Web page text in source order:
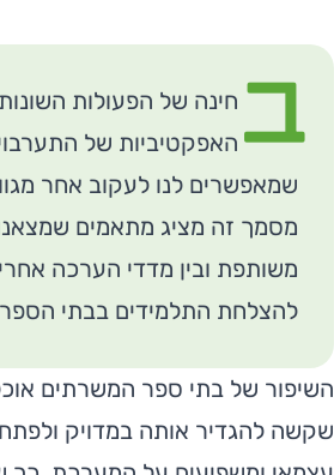
ב חינה של הפעולות
האפקטיביות של
שמאפשרים לנו לעקוב אחר
מסמך זה מציג מתאמים
משותפת ובין מדדי הערכה
להצלחת התלמידים בבתי
השיפור של בתי ספר המשרתים
שקשה להגדיר אותה במדויק